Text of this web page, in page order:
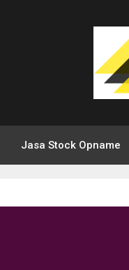
Jasa Stock Opname